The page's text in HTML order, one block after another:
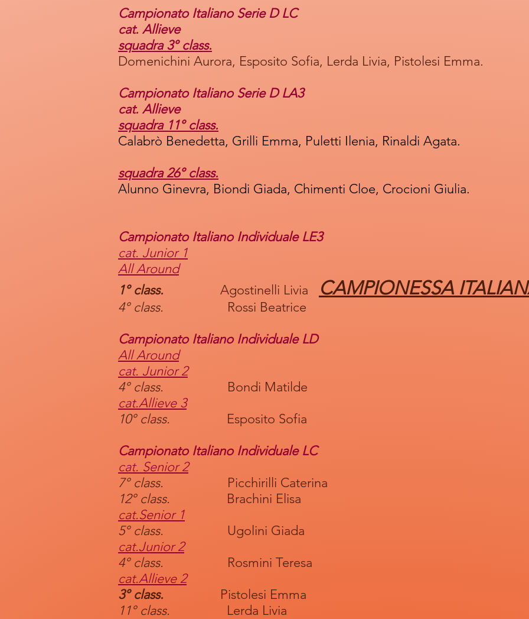
Campionato Italiano Serie D LC
cat. Allieve
squadra 3° class.
Domenichini Aurora, Esposito Sofia, Lerda Livia, Pistolesi Emma.
Campionato Italiano Serie D LA3
cat. Allieve
squadra 11° class.
Calabrò Benedetta, Grilli Emma, Puletti Ilenia, Rinaldi Agata.
squadra 26° class.
Alunno Ginevra, Biondi Giada, Chimenti Cloe, Crocioni Giulia.
Campionato Italiano Individuale LE3
cat. Junior 1
All Around
1° class.
Agostinelli Livia CAMPIONESSA
4° class. Rossi Beatrice
Campionato Italiano Individuale LD
All Around
cat. Junior 2
4° class. Bondi Matilde
cat.Allieve 3
10° class. Esposito Sofia
Campionato Italiano Individuale LC
cat. Senior 2
7° class. Picchirilli Caterina
12° class. Brachini Elisa
cat.Senior 1
5° class. Ugolini Giada
cat.Junior 2
4° class. Rosmini Teresa
cat.Allieve 2
3° class.
Pistolesi Emma
11° class. Lerda Livia